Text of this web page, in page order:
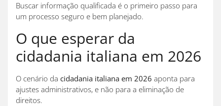
Buscar informação qualificada é o primeiro passo para
um processo seguro e bem planejado.
O que esperar da
cidadania italiana em 2026
O cenário da cidadania italiana em 2026 aponta para
ajustes administrativos, e não para a eliminação de
direitos.